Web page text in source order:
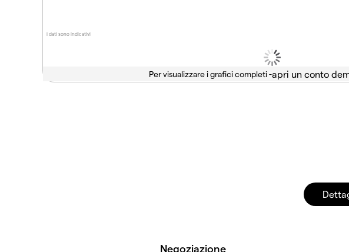
I dati sono indicativi
Per visualizzare i grafici completi -